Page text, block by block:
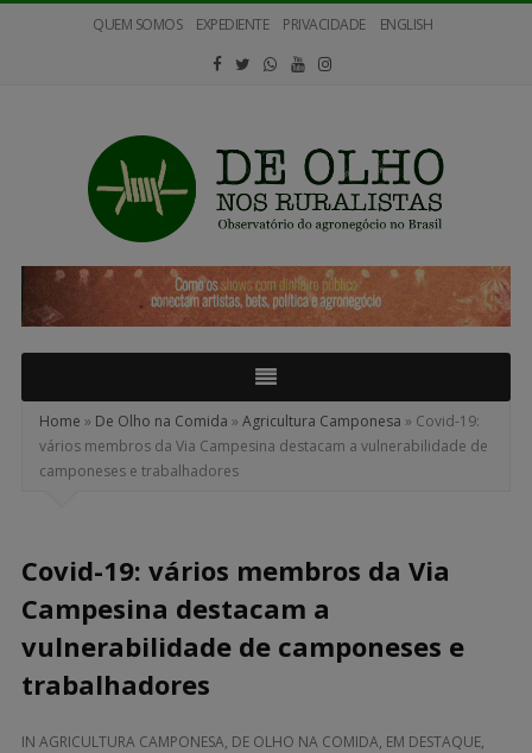
QUEM SOMOS EXPEDIENTE PRIVACIDADE ENGLISH
Olho
nos
Ruralistas
Home » De Olho na Comida » Agricultura Camponesa » Covid-19:
vários membros da Via Campesina destacam a vulnerabilidade de
camponeses e trabalhadores
Covid-19: vários membros da Via
Campesina destacam a
vulnerabilidade de camponeses e
trabalhadores
IN AGRICULTURA CAMPONESA, DE OLHO NA COMIDA, EM DESTAQUE,